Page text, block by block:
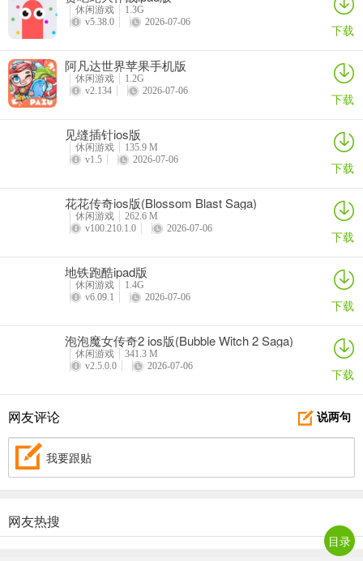
休闲游戏
1.3G
v5.38.0
2026-07-06 下载
阿凡达世界苹果手机版
休闲游戏
1.2G
v2.134
2026-07-06 下载
见缝插针ios版
休闲游戏
135.9 M
v1.5
2026-07-06 下载
花花传奇ios版(Blossom Blast Saga)
休闲游戏
262.6 M
v100.210.1.0
2026-07-06 下载
地铁跑酷ipad版
休闲游戏
1.4G
v6.09.1
2026-07-06 下载
泡泡魔女传奇2 ios版(Bubble Witch 2 Saga)
休闲游戏
341.3 M
v2.5.0.0
2026-07-06 下载
说两句
网友评论
我要跟贴
网友热搜
目录